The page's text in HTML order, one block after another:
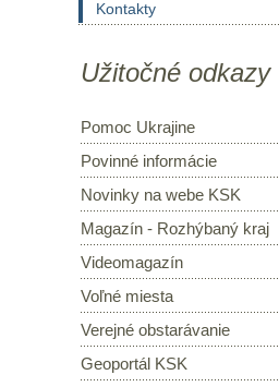
Kontakty
Užitočné odkazy
Pomoc Ukrajine
Povinné informácie
Novinky na webe KSK
Magazín - Rozhýbaný kraj
Videomagazín
Voľné miesta
Verejné obstarávanie
Geoportál KSK